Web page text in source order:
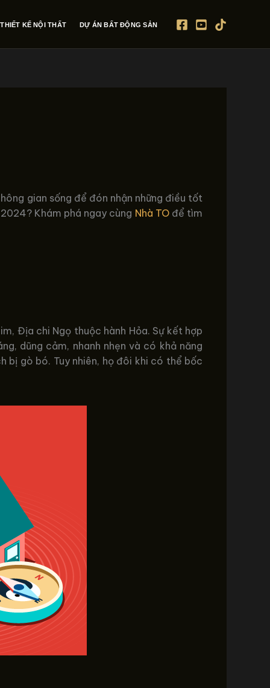
THIẾT KẾ NỘI THẤT DỰ ÁN BẤT ĐỘNG SẢN
gian sống để đón nhận những điều tốt
Khám phá ngay cùng Nhà TOđể tìm
Địa chi Ngọ thuộc hành Hỏa. Sự kết hợp
dũng cảm, nhanh nhẹn và có khả năng
bị gò bó. Tuy nhiên, họ đôi khi có thể bốc